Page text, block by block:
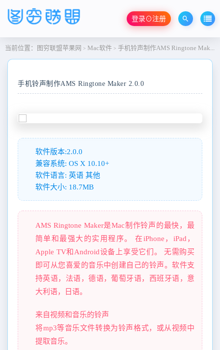
登录⊙注册
当前位置： 图穷联盟苹果网 > Mac软件 > 手机铃声制作AMS Ringtone Maker 2.0.0
手机铃声制作AMS Ringtone Maker 2.0.0
软件版本:2.0.0
兼容系统: OS X 10.10+
软件语言: 英语 其他
软件大小: 18.7MB
AMS Ringtone Maker是Mac制作铃声的最快，最
简单和最强大的实用程序。 在iPhone，iPad，
Apple TV和Android设备上享受它们。 无需购买
即可从您喜爱的音乐中创建自己的铃声。软件支
持英语，法语，德语，葡萄牙语，西班牙语，意
大利语，日语。
来自视频和音乐的铃声
将mp3等音乐文件转换为铃声格式，或从视频中
提取音乐。